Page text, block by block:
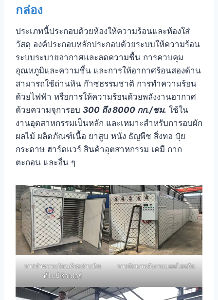
กล่อง
ประเภทนี้ประกอบด้วยห้องให้ความร้อนและห้องใส่
วัสดุ องค์ประกอบหลักประกอบด้วยระบบให้ความร้อน
ระบบระบายอากาศและลดความชื้น การควบคุม
อุณหภูมิและความชื้น และการให้อากาศร้อนสองด้าน
สามารถใช้ถ่านหิน ก๊าซธรรมชาติ การทำความร้อน
ด้วยไฟฟ้า หรือการให้ความร้อนด้วยพลังงานอากาศ
ด้วยความจุการอบ 300 ถึง 8000 กก./ชม. ใช้ใน
งานอุตสาหกรรมเป็นหลัก และเหมาะสำหรับการอบผัก
ผลไม้ ผลิตภัณฑ์เนื้อ ยาสูบ หนัง ธัญพืช สิ่งทอ ปุ๋ย
กระดาษ ฮาร์ดแวร์ สินค้าอุตสาหกรรม เคมี กาก
ตะกอน และอื่น ๆ
การทำความร้อนด้วยถ่านหิน
ที่ไม่มีซัลเฟอร์
การจัดหาพลังงานแบบไฮบริด